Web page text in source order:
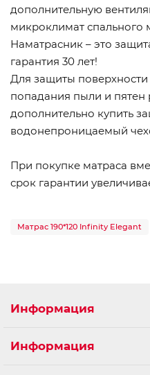
дополнительную
микроклимат спального
Наматрасник – это
гарантия 30 лет!
Для защиты поверхности
попадания пыли и пятен
дополнительно купить
водонепроницаемый
При покупке матраса
срок гарантии
Матрас 190*120 Infinity Elegant
Информация
Информация